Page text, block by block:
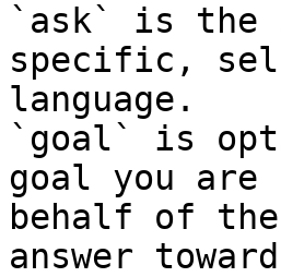
`ask` is the
specific,
language.
`goal` is
goal you
behalf of
answer